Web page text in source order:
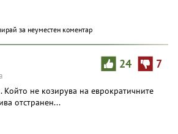
за неуместен коментар
24 7
Който не козирува на еврократичните
отстранен...